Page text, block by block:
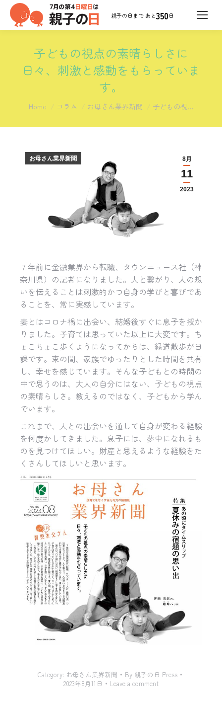
350日
子どもの視点の素晴らしさに
日々、刺激と感動をもらっていま
す。
You are here:
Home コラム お母さん業界新聞 子どもの視…
8月
11
2023
お母さん業界新聞
７年前に金融業界から転職、タウンニュース社（神
奈川県）の記者になりました。人と繋がり、人の想
いを伝えることは刺激的かつ自身の学びと喜びであ
ることを、常に実感しています。
妻とはコロナ禍に出会い、結婚後すぐに息子を授か
りました。子育ては思っていた以上に大変です。ち
ょこちょこ歩くようになってからは、緑道散歩が日
課です。束の間、家族でゆったりとした時間を共有
し、幸せを感じています。そんな子どもとの時間の
中で思うのは、大人の自分にはない、子どもの視点
の素晴らしさ。教えるのではなく、子どもから学ん
でいます。
これまで、人との出会いを通して自身が変わる経験
を何度かしてきました。息子には、夢中になれるも
のを見つけてほしい。財産と思えるような経験をた
くさんしてほしいと思います。
Category: お母さん業界新聞 By 親子の日 Press
2023年8月11日
Leave a comment